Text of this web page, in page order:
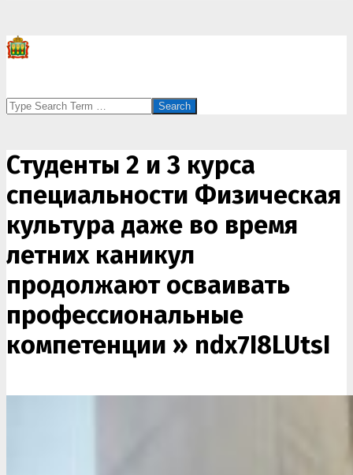
Search
Студенты 2 и 3 курса
специальности Физическая
культура даже во время
летних каникул
продолжают осваивать
профессиональные
компетенции » ndx7I8LUtsI